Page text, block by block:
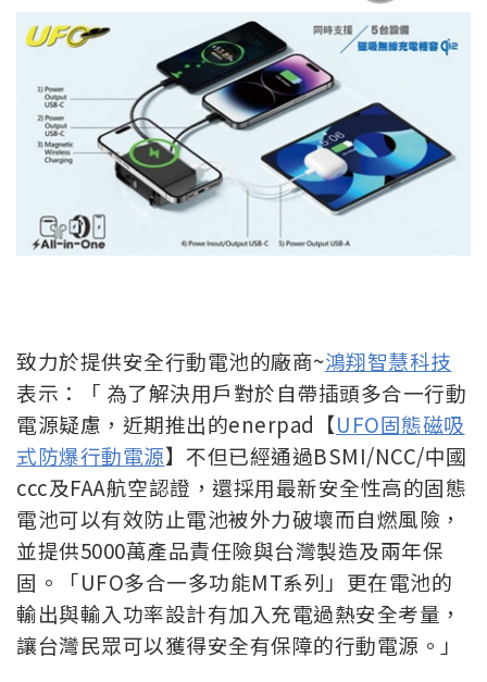
致力於提供安全行動電池的廠商~鴻翔智慧科技
表示：「 為了解決用戶對於自帶插頭多合一行動
電源疑慮，近期推出的enerpad【UFO固態磁吸
式防爆行動電源】不但已經通過BSMI/NCC/中國
ccc及FAA航空認證，還採用最新安全性高的固態
電池可以有效防止電池被外力破壞而自燃風險，
並提供5000萬產品責任險與台灣製造及兩年保
固。「UFO多合一多功能MT系列」更在電池的
輸出與輸入功率設計有加入充電過熱安全考量，
讓台灣民眾可以獲得安全有保障的行動電源。」